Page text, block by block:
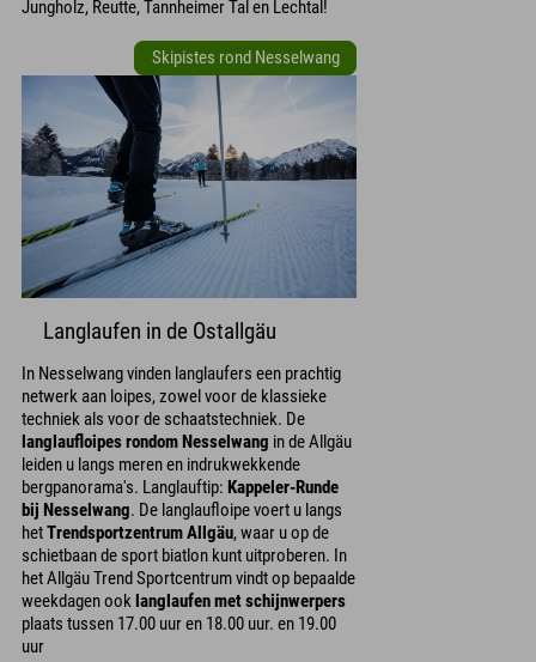
Jungholz, Reutte, Tannheimer Tal en Lechtal!
Skipistes rond Nesselwang
Langlaufen in de Ostallgäu
In Nesselwang vinden langlaufers een prachtig
netwerk aan loipes, zowel voor de klassieke
techniek als voor de schaatstechniek. De
langlaufloipes rondom Nesselwang in de Allgäu
leiden u langs meren en indrukwekkende
bergpanorama's. Langlauftip: Kappeler-Runde
bij Nesselwang. De langlaufloipe voert u langs
hetTrendsportzentrum Allgäu, waar u op de
schietbaan de sport biatlon kunt uitproberen. In
het Allgäu Trend Sportcentrum vindt op bepaalde
weekdagen ooklanglaufen met schijnwerpers
plaats tussen 17.00 uur en 18.00 uur. en 19.00
uur